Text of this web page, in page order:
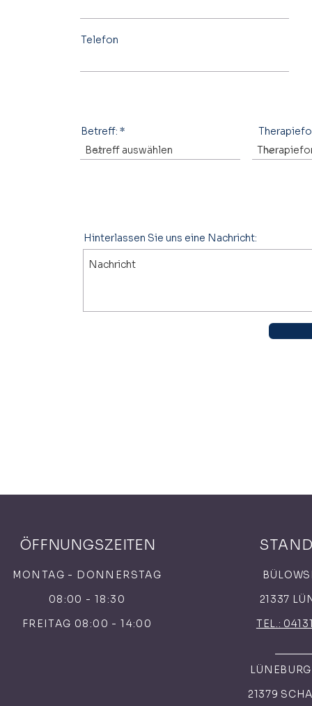
Telefon
Betreff:
Hinterlassen Sie uns eine Nachricht:
ÖFFNUNGSZEITEN
MONTAG - DONNERSTAG
08:00 - 18:30
FREITAG 08:00 - 14:00
21337
TEL.:
21379